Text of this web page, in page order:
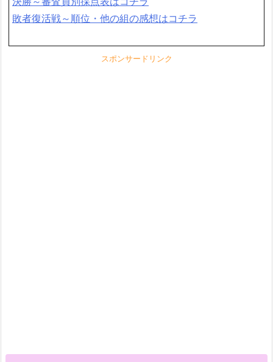
敗者復活戦～順位・他の組の感想はコチラ
スポンサードリンク